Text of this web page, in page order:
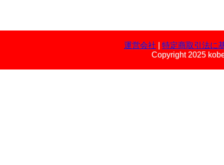
運営会社
特定商取引法に
Copyright 2025